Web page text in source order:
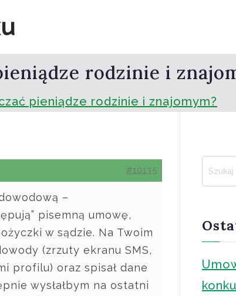
rodzinie i
pieniądze rodzinie i znajomym?
#10135
–
pisemną umowę,
w sądzie. Na Twoim
(zrzuty ekranu SMS,
profilu) oraz spisał dane
wysłałbym na ostatni
a